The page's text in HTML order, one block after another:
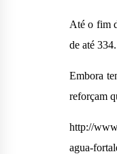
Até o fim
de até
Embora
reforçam
http://
agua-